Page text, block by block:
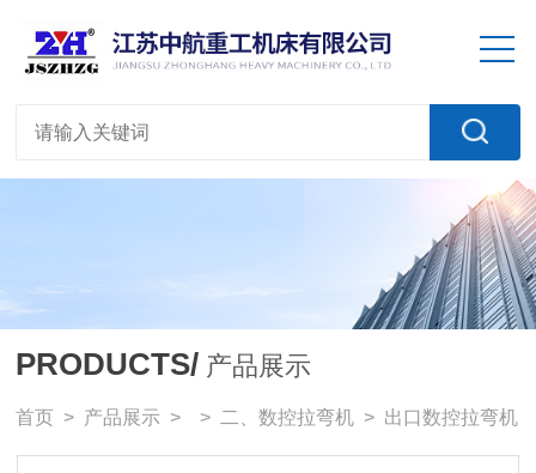
PRODUCTS/ 产品展示
首页 > 产品展示 > > 二、数控拉弯机 > 出口数控拉弯机